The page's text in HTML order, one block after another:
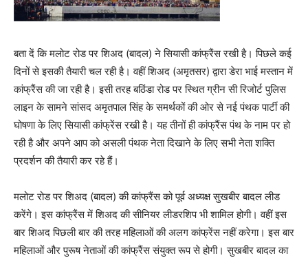
बता दें कि मलोट रोड पर शिअद (बादल) ने सियासी कांफ्रैंस रखी है। पिछले कई
दिनों से इसकी तैयारी चल रही है। वहीं शिअद (अमृतसर) द्वारा डेरा भाई मस्तान में
कांफ्रैंस की जा रही है। इसी तरह बठिंडा रोड पर स्थित ग्रीन सी रिजोर्ट पुलिस
लाइन के सामने सांसद अमृतपाल सिंह के समर्थकों की ओर से नई पंथक पार्टी की
घोषणा के लिए सियासी कांफ्रेंस रखी है। यह तीनों ही कांफ्रैंस पंथ के नाम पर हो
रही है और अपने आप को असली पंथक नेता दिखाने के लिए सभी नेता शक्ति
प्रदर्शन की तैयारी कर रहे हैं।
मलोट रोड पर शिअद (बादल) की कांफ्रैंस को पूर्व अध्यक्ष सुखबीर बादल लीड
करेंगे। इस कांफ्रैंस में शिअद की सीनियर लीडरशिप भी शामिल होगी। वहीं इस
बार शिअद पिछली बार की तरह महिलाओं की अलग कांफ्रेंस नहीं करेगा। इस बार
महिलाओं और पुरूष नेताओं की कांफ्रैंस संयुक्त रूप से होगी। सुखबीर बादल का